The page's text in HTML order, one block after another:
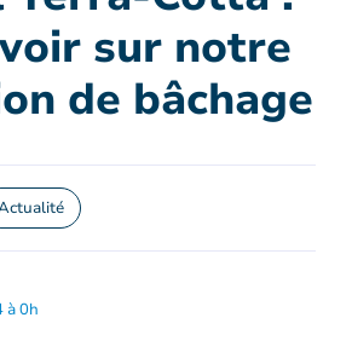
sur notre
de bâchage
à 0h